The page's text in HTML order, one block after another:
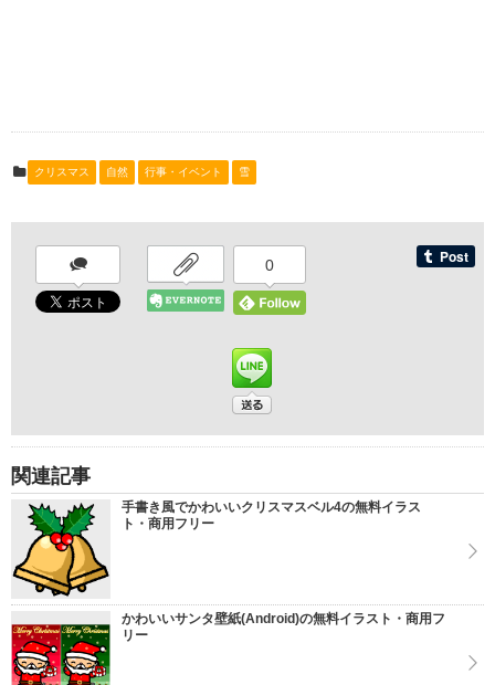
クリスマス 自然 行事・イベント 雪
0
関連記事
手書き風でかわいいクリスマスベル4の無料イラス
ト・商用フリー
かわいいサンタ壁紙(Android)の無料イラスト・商用フ
リー